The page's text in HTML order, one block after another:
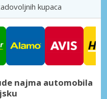
kupaca
najma automobila